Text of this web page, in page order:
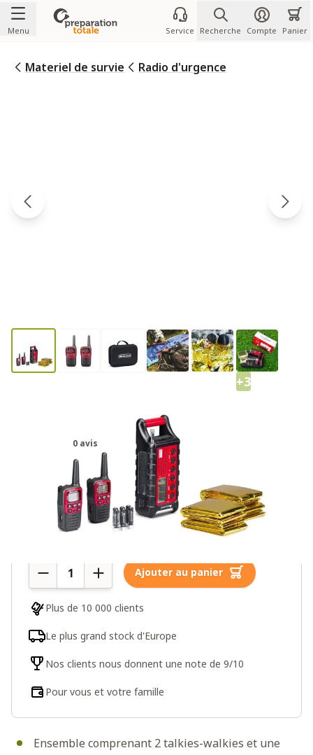
Allez au contenu
Menu Service Recherche Compte Panier
Materiel de survie Radio d'urgence
+3
0 avis
Plus de 10 en stock
Ensemble comprenant 2 talkies-walkies et une
Quantité Ajouter au panier
Plus de 10 000 clients
Le plus grand stock d'Europe
Nos clients nous donnent une note de 9/10
Pour vous et votre famille